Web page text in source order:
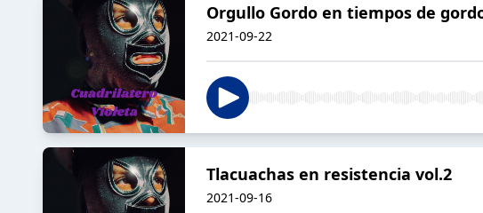
Orgullo Gordo en tiempos de
2021-09-22
Tlacuachas en resistencia vol.2
2021-09-16